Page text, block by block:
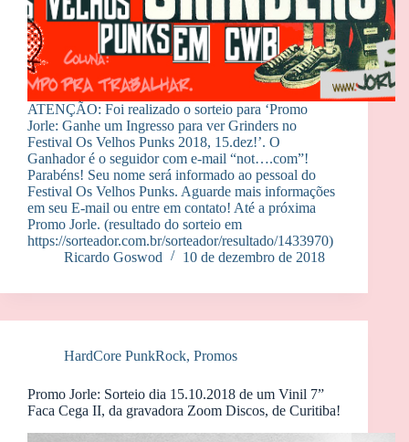
ATENÇÃO: Foi realizado o sorteio para ‘Promo
Jorle: Ganhe um Ingresso para ver Grinders no
Festival Os Velhos Punks 2018, 15.dez!’. O
Ganhador é o seguidor com e-mail “not….com”!
Parabéns! Seu nome será informado ao pessoal do
Festival Os Velhos Punks. Aguarde mais informações
em seu E-mail ou entre em contato! Até a próxima
Promo Jorle. (resultado do sorteio em
https://sorteador.com.br/sorteador/resultado/1433970)
Ricardo Goswod
10 de dezembro de 2018
HardCore PunkRock, Promos
Promo Jorle: Sorteio dia 15.10.2018 de um Vinil 7”
Faca Cega II, da gravadora Zoom Discos, de Curitiba!